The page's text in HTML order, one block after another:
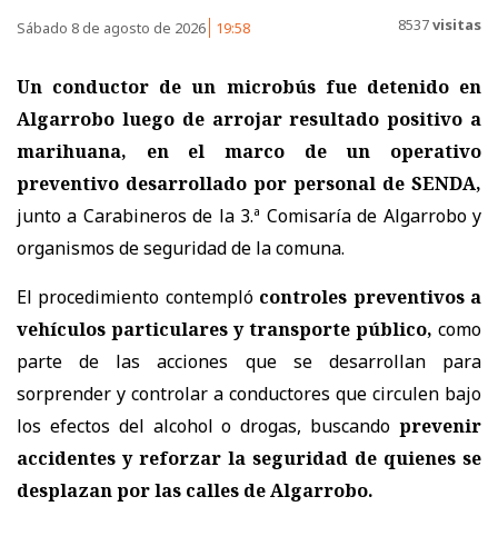
Sábado 8 de agosto de 2026 19:58 8537visitas
Un conductor de un microbús fue detenido en
Algarrobo luego de arrojar resultado positivo a
marihuana, en el marco de un operativo
preventivo desarrollado por personal de SENDA,
junto a Carabineros de la 3.ª Comisaría de Algarrobo y
organismos de seguridad de la comuna.
El procedimiento contempló controles preventivos a
vehículos particulares y transporte público, como
parte de las acciones que se desarrollan para
sorprender y controlar a conductores que circulen bajo
los efectos del alcohol o drogas, buscando prevenir
accidentes y reforzar la seguridad de quienes se
desplazan por las calles de Algarrobo.